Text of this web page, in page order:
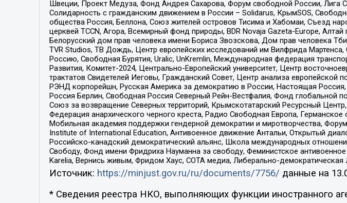
Швеции, Проект Медуза, Фонд Андрея Сахарова, Форум свободной России,
Солидарность с гражданским движением в России – Solidarus, КрымSOS,
общества Россия, Беллона, Союз жителей островов Тисима и Хабомаи, Съезд
церквей TCCN, Агора, Всемирный фонд природы, BDR Novaja Gazeta-Europe,
Белорусский дом прав человека имени Бориса Звозскова, Дом прав человека
TVR Studios, ТВ Дождь, Центр европейских исследований им Вилфрида
Россию, Свободная Бурятия, Uralic, UnKremlin, Международная федерация
Развития, Комитет-2024, Центрально-Европейский университет, Центр
трактатов Свидетелей Иеговы, Гражданский Совет, Центр анализа европейской
РЭНД корпорейшн, Русская Америка за демократию в России, Настоящая
Россия Берлин, Свободная Россия Северный Рейн-Вестфалия, Фонд глобальной
Союз за возвращение Северных территорий, Крымскотатарский Ресурсный
Федерация анархического черного креста, Радио Свободная Европа,
Мобильная академия поддержки гендерной демократии и миротворчества,
Institute of International Education, Антивоенное движение Антальи, Открытый
Российско-канадский демократический альянс, Школа международных
Свободу, Фонд имени Фридриха Науманна за свободу, Феминистское
Karelia, Вернись живым, Фридом Хаус, СОТА медиа, Либерально-демократическая
Источник: https://minjust.gov.ru/ru/documents/7756/ данные на
* Сведения реестра НКО, выполняющих функции иностранного